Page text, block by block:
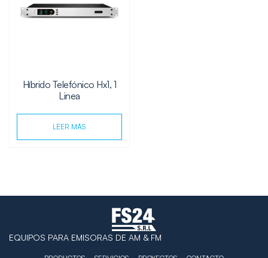
Híbrido Telefónico Hx1, 1
Linea
LEER MÁS
EQUIPOS PARA EMISORAS DE AM & FM